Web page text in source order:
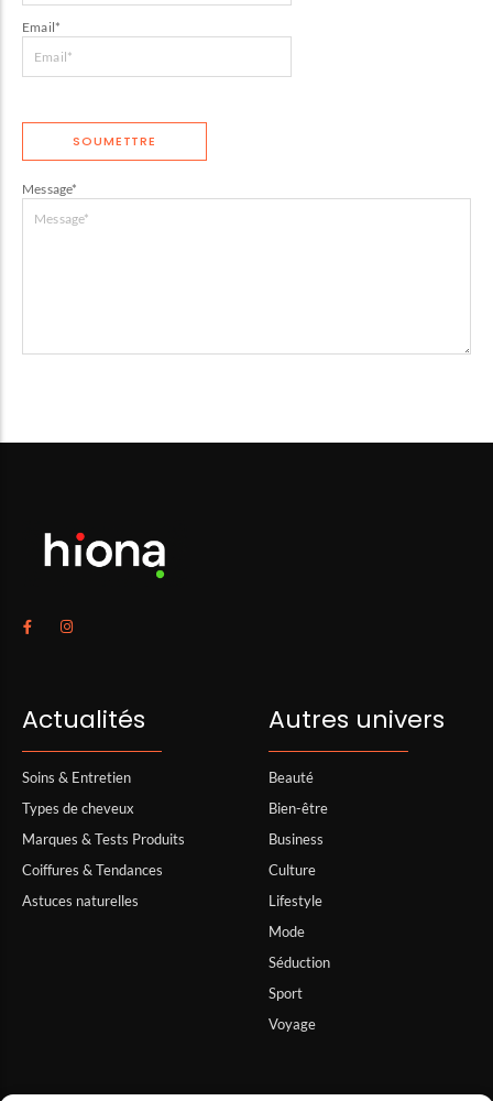
Message*
Email*
Actualités
Soins & Entretien
Types de cheveux
Marques & Tests Produits
Coiffures & Tendances
Astuces naturelles
Autres univers
Beauté
Bien-être
Business
Culture
Lifestyle
Mode
Séduction
Sport
Voyage